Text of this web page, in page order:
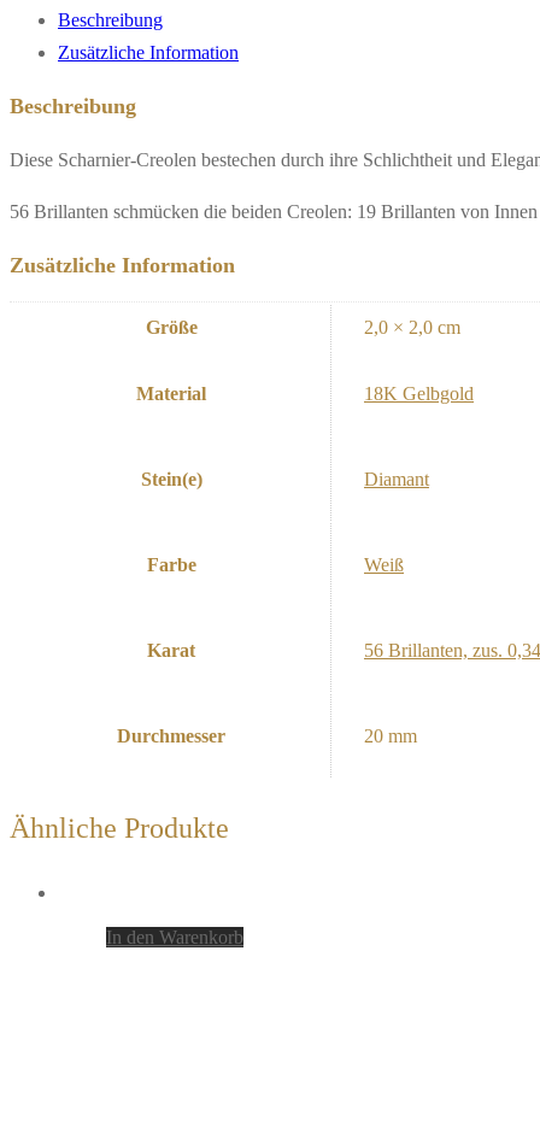
Beschreibung
Zusätzliche Information
Beschreibung
Diese Scharnier-Creolen bestechen durch ihre Schlichtheit und
56 Brillanten schmücken die beiden Creolen: 19 Brillanten von
Zusätzliche Information
Größe 2,0 × 2,0 cm
Material 18K Gelbgold
Stein(e) Diamant
Farbe Weiß
Karat 56 Brillanten, zus.
Durchmesser 20 mm
Ähnliche Produkte
In den Warenkorb